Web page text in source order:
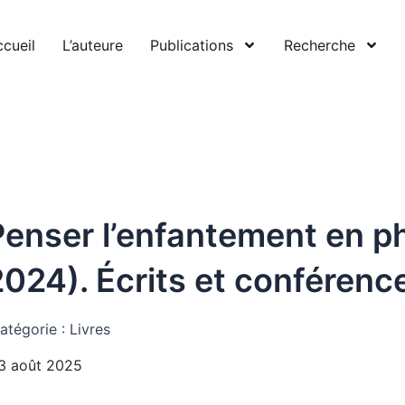
L’auteure Publications Recherche
l’enfantement en
Écrits et
: Livres
août 2025